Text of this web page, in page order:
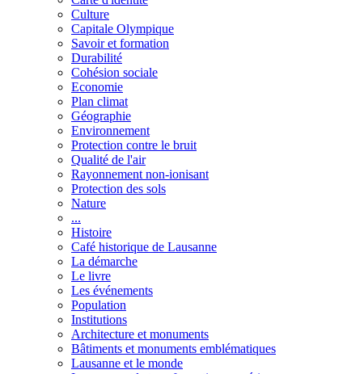
Culture
Capitale Olympique
Savoir et formation
Durabilité
Cohésion sociale
Economie
Plan climat
Géographie
Environnement
Protection contre le bruit
Qualité de l'air
Rayonnement non-ionisant
Protection des sols
Nature
...
Histoire
Café historique de Lausanne
La démarche
Le livre
Les événements
Population
Institutions
Architecture et monuments
Bâtiments et monuments emblématiques
Lausanne et le monde